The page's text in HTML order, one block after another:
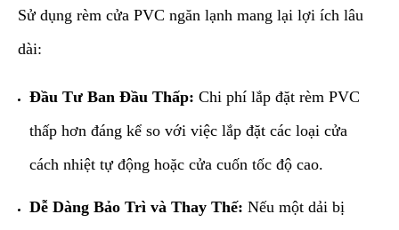
​Sử dụng rèm cửa PVC ngăn lạnh mang lại lợi ích lâu
dài:
Đầu Tư Ban Đầu Thấp: Chi phí lắp đặt rèm PVC
thấp hơn đáng kể so với việc lắp đặt các loại cửa
cách nhiệt tự động hoặc cửa cuốn tốc độ cao.
Dễ Dàng Bảo Trì và Thay Thế: Nếu một dải bị